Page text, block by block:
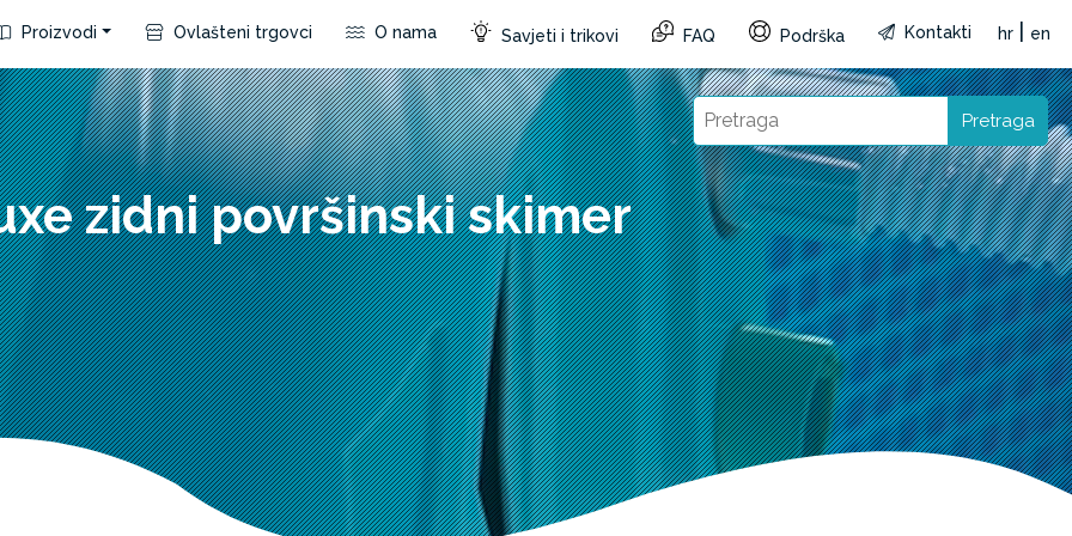
Proizvodi Ovlašteni trgovci O nama Savjeti i trikovi FAQ Podrška Kontakti hr en
Pretraga
zidni površinski skimer